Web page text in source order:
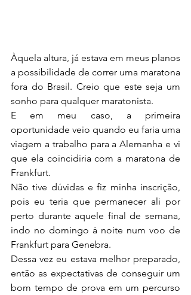
Àquela altura, já estava em meus planos
a possibilidade de correr uma maratona
fora do Brasil. Creio que este seja um
sonho para qualquer maratonista.
E em meu caso, a primeira
oportunidade veio quando eu faria uma
viagem a trabalho para a Alemanha e vi
que ela coincidiria com a maratona de
Frankfurt.
Não tive dúvidas e fiz minha inscrição,
pois eu teria que permanecer ali por
perto durante aquele final de semana,
indo no domingo à noite num voo de
Frankfurt para Genebra.
Dessa vez eu estava melhor preparado,
então as expectativas de conseguir um
bom tempo de prova em um percurso